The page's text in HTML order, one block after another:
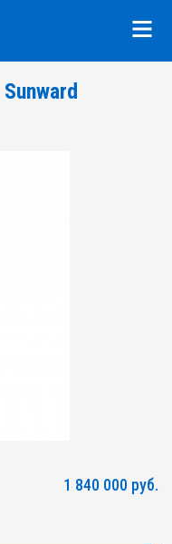
1 840 000 руб.